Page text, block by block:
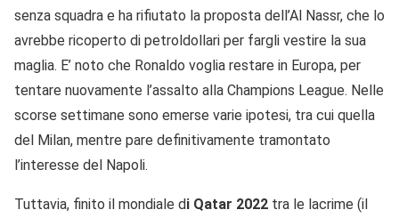
senza squadra e ha rifiutato la proposta dell’Al Nassr, che lo
avrebbe ricoperto di petroldollari per fargli vestire la sua
maglia. E’ noto che Ronaldo voglia restare in Europa, per
tentare nuovamente l’assalto alla Champions League. Nelle
scorse settimane sono emerse varie ipotesi, tra cui quella
del Milan, mentre pare definitivamente tramontato
l’interesse del Napoli.
Tuttavia, finito il mondiale di Qatar 2022 tra le lacrime (il